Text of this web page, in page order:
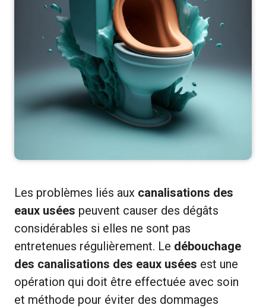
Les problèmes liés aux canalisations des
eaux usées peuvent causer des dégâts
considérables si elles ne sont pas
entretenues régulièrement. Le débouchage
des canalisations des eaux usées est une
opération qui doit être effectuée avec soin
et méthode pour éviter des dommages